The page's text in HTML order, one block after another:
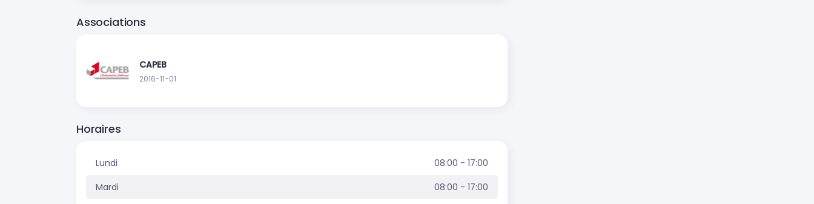
Associations
CAPEB
2016-11-01
Horaires
Lundi
08:00 - 17:00
Mardi
08:00 - 17:00